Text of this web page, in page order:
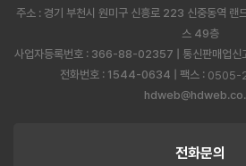
주소 : 경기 부천시 원미구 신흥로 223 신중동역 랜
스 49층
사업자등록번호 : 366-88-02357 | 통신판매업
전화번호 : 1544-0634 | 팩스 : 0505-
전화문의